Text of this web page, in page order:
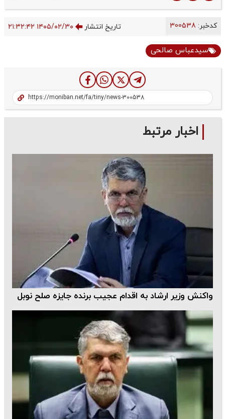
کدخبر: تاریخ انتشار ۱۴۰۵/۰۲/۳۰ ۲۱:۳۲:۴۲
سیدعباس صالحی
اخبار مرتبط
واکنش وزیر ارشاد به اقدام عجیب برنده جایزه صلح نوبل